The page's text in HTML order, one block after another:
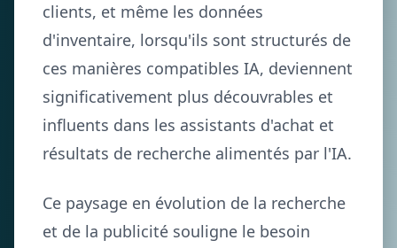
clients, et même les données
d'inventaire, lorsqu'ils sont structurés de
ces manières compatibles IA, deviennent
significativement plus découvrables et
influents dans les assistants d'achat et
résultats de recherche alimentés par l'IA.
Ce paysage en évolution de la recherche
et de la publicité souligne le besoin